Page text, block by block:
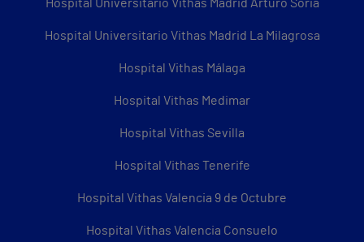
Hospital Universitario Vithas Madrid Arturo Soria
Hospital Universitario Vithas Madrid La Milagrosa
Hospital Vithas Málaga
Hospital Vithas Medimar
Hospital Vithas Sevilla
Hospital Vithas Tenerife
Hospital Vithas Valencia 9 de Octubre
Hospital Vithas Valencia Consuelo